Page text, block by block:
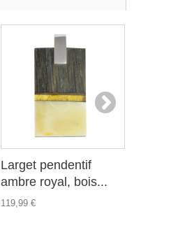
Larget pendentif
ambre royal, bois...
119,99 €